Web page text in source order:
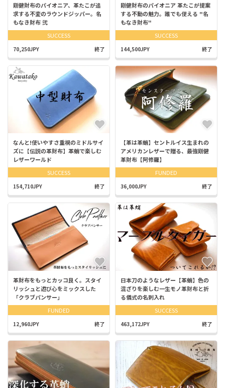
剛健財布のパイオニア、革たこが追
求する不変のラウンドジッパー。名
もなき財布 弐
SUCCESS
70,250JPY 終了
剛健財布のパイオニア 革たこが提案
する不動の魅力。誰でも使える "名
もなき財布"
SUCCESS
144,500JPY 終了
なんと!使いやすさ重視のミドルサイ
ズに【伝説の革財布】革蛸で楽しむ
レザーワールド
SUCCESS
154,710JPY 終了
【革は革蛸】セントルイス生まれの
アメリカンレザーで贈る、最強剛健
革財布【阿修羅】
FUNDED
36,000JPY 終了
革財布をもっとカッコ良く。スタイ
リッシュと遊び心をミックスした
「クラブパンサー」
FUNDED
12,960JPY 終了
日本刀のようなレザー【革蛸】色の
混ざりを楽しむ一生モノ革財布と折
る儀式の名刺入れ
SUCCESS
463,172JPY 終了